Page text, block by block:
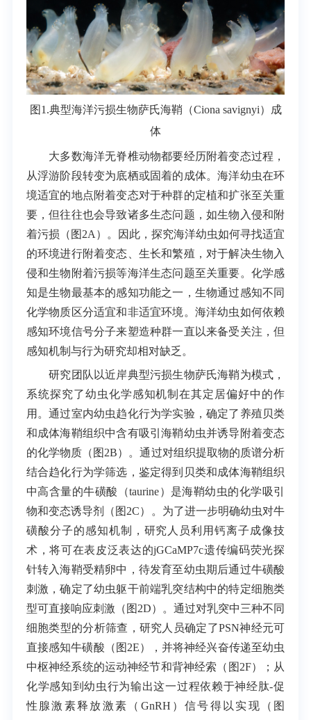
图1.典型海洋污损生物萨氏海鞘（Ciona savignyi）成
体
大多数海洋无脊椎动物都要经历附着变态过程，
从浮游阶段转变为底栖或固着的成体。海洋幼虫在环
境适宜的地点附着变态对于种群的定植和扩张至关重
要，但往往也会导致诸多生态问题，如生物入侵和附
着污损（图2A）。因此，探究海洋幼虫如何寻找适宜
的环境进行附着变态、生长和繁殖，对于解决生物入
侵和生物附着污损等海洋生态问题至关重要。化学感
知是生物最基本的感知功能之一，生物通过感知不同
化学物质区分适宜和非适宜环境。海洋幼虫如何依赖
感知环境信号分子来塑造种群一直以来备受关注，但
感知机制与行为研究却相对缺乏。
研究团队以近岸典型污损生物萨氏海鞘为模式，
系统探究了幼虫化学感知机制在其定居偏好中的作
用。通过室内幼虫趋化行为学实验，确定了养殖贝类
和成体海鞘组织中含有吸引海鞘幼虫并诱导附着变态
的化学物质（图2B）。通过对组织提取物的质谱分析
结合趋化行为学筛选，鉴定得到贝类和成体海鞘组织
中高含量的牛磺酸（taurine）是海鞘幼虫的化学吸引
物和变态诱导剂（图2C）。为了进一步明确幼虫对牛
磺酸分子的感知机制，研究人员利用钙离子成像技
术，将可在表皮泛表达的jGCaMP7c遗传编码荧光探
针转入海鞘受精卵中，待发育至幼虫期后通过牛磺酸
刺激，确定了幼虫躯干前端乳突结构中的特定细胞类
型可直接响应刺激（图2D）。通过对乳突中三种不同
细胞类型的分析筛查，研究人员确定了PSN神经元可
直接感知牛磺酸（图2E），并将神经兴奋传递至幼虫
中枢神经系统的运动神经节和背神经索（图2F）；从
化学感知到幼虫行为输出这一过程依赖于神经肽-促
性腺激素释放激素（ GnRH ）信号得以实现（图